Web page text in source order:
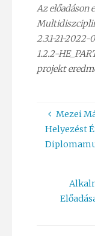
Az előadáson
2.3.1-21-
1.2.2-
projekt
Mezei
Helyezést